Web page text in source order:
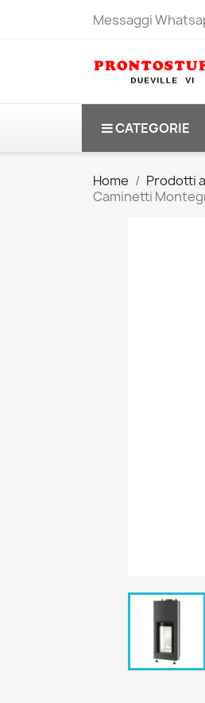
Messaggi
CATEGORIE
Home Prodotti
Caminetti